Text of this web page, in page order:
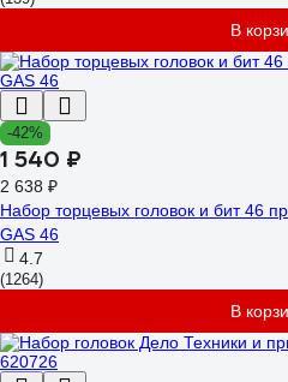
В
-42%
1 540 ₽
2 638 ₽
Набор торцевых головок и бит 46
GAS 46
4.7
(1264)
В